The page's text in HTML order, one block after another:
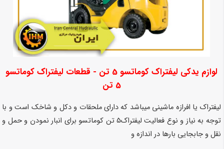
لوازم یدکی لیفتراک کوماتسو 5 تن - قطعات لیفتراک کوماتسو
5 تن
لیفتراک یا افرازه ماشینی میباشد که دارای ملحقات و دکل و شاخک است و با
توجه به نیاز و نوع فعالیت لیفتراک5 تن کوماتسو برای انبار نمودن و حمل و
نقل و جابجایی بارها در اندازه و